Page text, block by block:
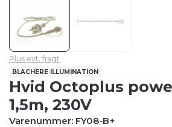
Plus evt. fragt
BLACHERE ILLUMINATION
Hvid Octoplus
1,5m, 230V
Varenummer: FY08-B+